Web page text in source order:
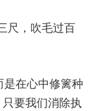
尺，吹毛过百
在心中修篱种
要我们消除执